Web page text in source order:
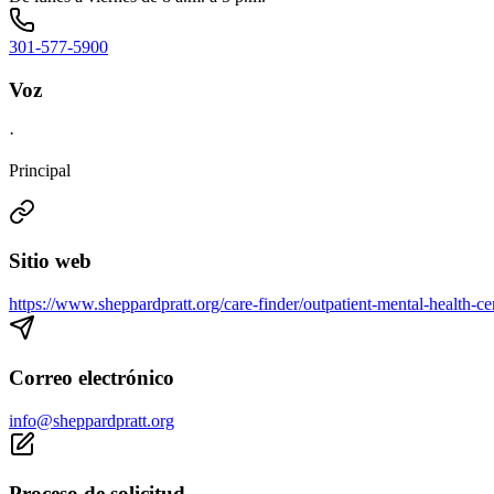
301-577-5900
Voz
·
Principal
Sitio web
https://www.sheppardpratt.org/care-finder/outpatient-mental-health-
Correo electrónico
info@sheppardpratt.org